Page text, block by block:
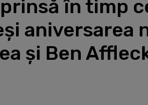
în timp
aniversarea
și Ben